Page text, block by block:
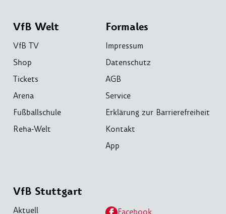
VfB Welt
VfB TV
Shop
Tickets
Arena
Fußballschule
Reha-Welt
Formales
Impressum
Datenschutz
AGB
Service
Erklärung zur Barrierefreiheit
Kontakt
App
VfB Stuttgart
Aktuell Facebook